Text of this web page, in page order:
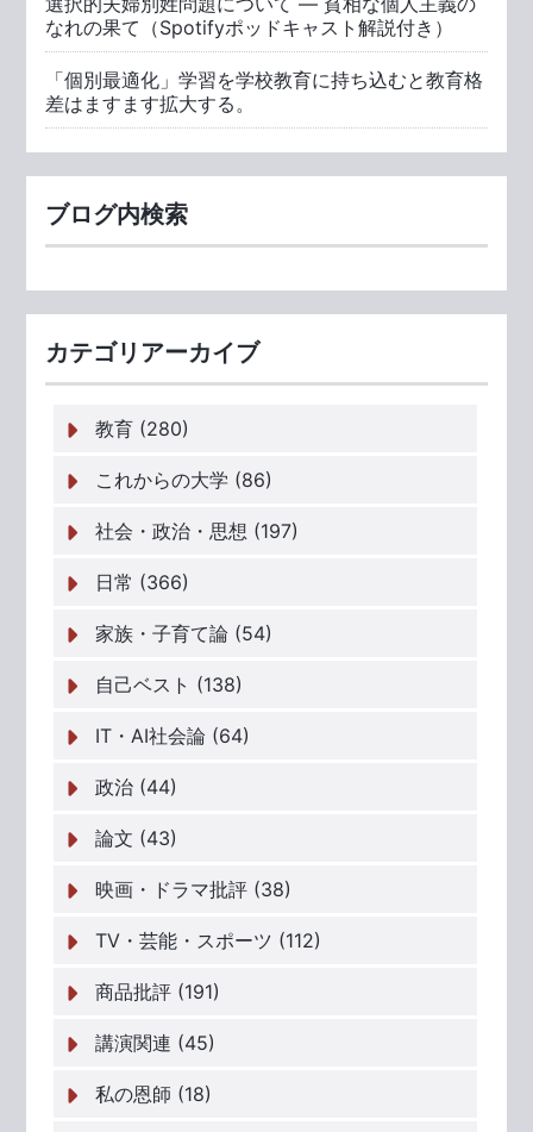
なれの果て（Spotifyポッドキャスト解説付き）
「個別最適化」学習を学校教育に持ち込むと教育格
差はますます拡大する。
ブログ内検索
カテゴリアーカイブ
教育 (280)
これからの大学 (86)
社会・政治・思想 (197)
日常 (366)
家族・子育て論 (54)
自己ベスト (138)
IT・AI社会論 (64)
政治 (44)
論文 (43)
映画・ドラマ批評 (38)
TV・芸能・スポーツ (112)
商品批評 (191)
講演関連 (45)
私の恩師 (18)